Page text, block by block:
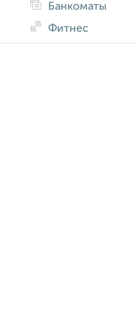
Банкоматы
Фитнес